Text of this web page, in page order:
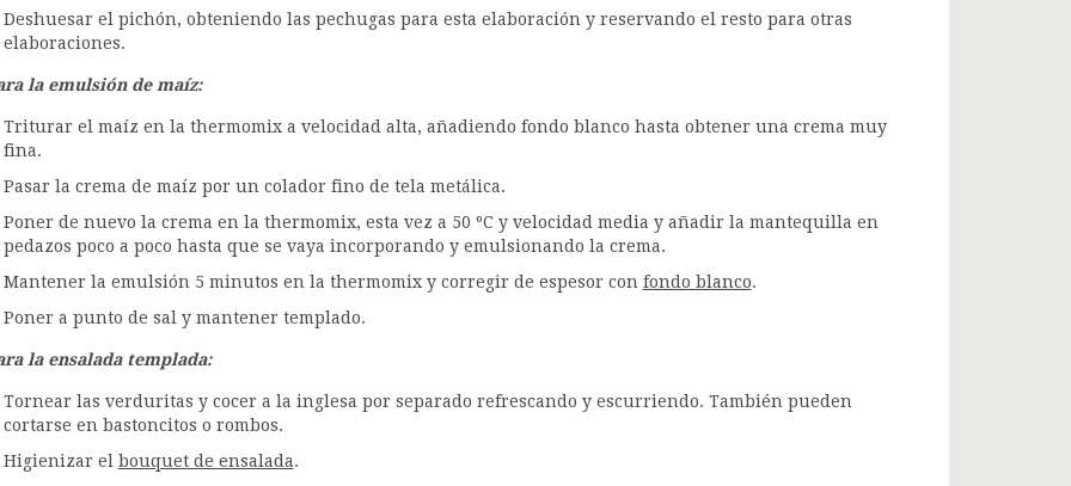
Deshuesar el pichón, obteniendo las pechugas para esta elaboración y reservando el resto para otras
elaboraciones.
la emulsión de maíz:
Triturar el maíz en la thermomix a velocidad alta, añadiendo fondo blanco hasta obtener una crema muy
fina.
Pasar la crema de maíz por un colador fino de tela metálica.
Poner de nuevo la crema en la thermomix, esta vez a 50 ºC y velocidad media y añadir la mantequilla en
pedazos poco a poco hasta que se vaya incorporando y emulsionando la crema.
Mantener la emulsión 5 minutos en la thermomix y corregir de espesor con fondo blanco.
Poner a punto de sal y mantener templado.
la ensalada templada:
Tornear las verduritas y cocer a la inglesa por separado refrescando y escurriendo. También pueden
cortarse en bastoncitos o rombos.
Higienizar el bouquet de ensalada.